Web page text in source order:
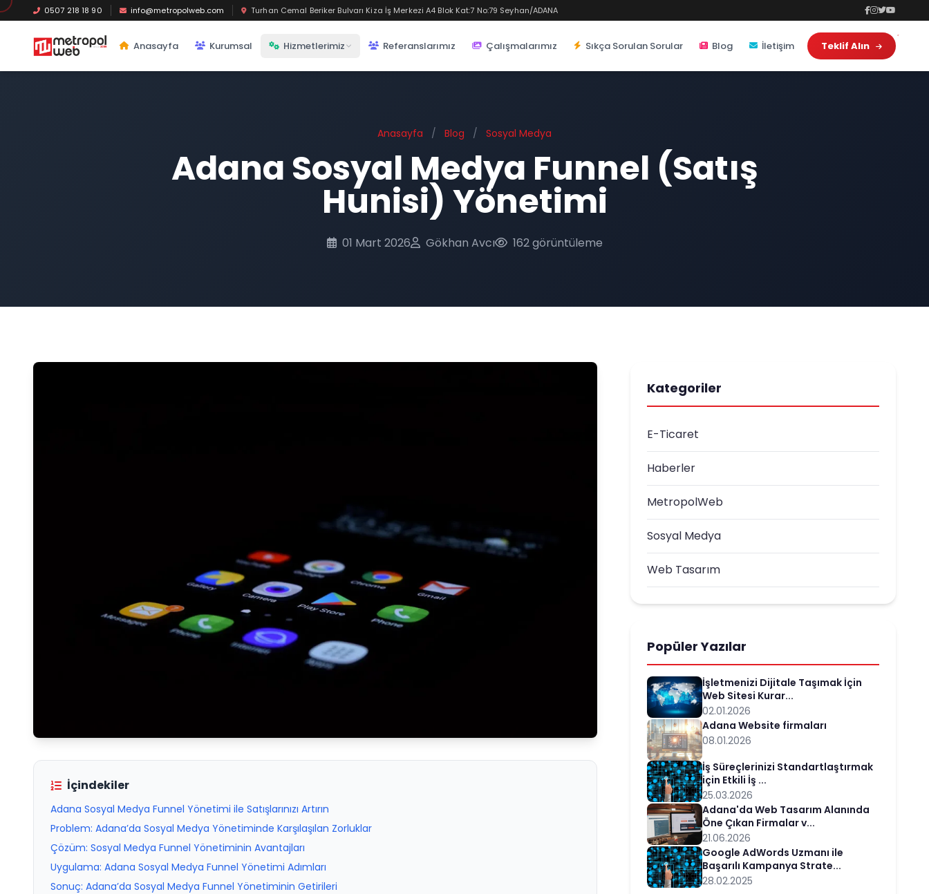
Ana içeriğe geç
0507 218 18 90 info@metropolweb.com Turhan Cemal Beriker Bulvarı Kiza İş Merkezi A4 Blok Kat:7 No:79 Seyhan/ADANA
Anasayfa Kurumsal Hizmetlerimiz Referanslarımız Çalışmalarımız Sıkça Sorulan Sorular Blog İletişim Teklif Alın
Anasayfa / Blog / Sosyal Medya
Adana Sosyal Medya Funnel (Satış
Hunisi) Yönetimi
01 Mart 2026 Gökhan Avcı 162 görüntüleme
İçindekiler
Adana Sosyal Medya Funnel Yönetimi ile Satışlarınızı Artırın
Problem: Adana’da Sosyal Medya Yönetiminde Karşılaşılan Zorluklar
Çözüm: Sosyal Medya Funnel Yönetiminin Avantajları
Uygulama: Adana Sosyal Medya Funnel Yönetimi Adımları
Sonuç: Adana’da Sosyal Medya Funnel Yönetiminin Getirileri
Kategoriler
E-Ticaret
Haberler
MetropolWeb
Sosyal Medya
Web Tasarım
Popüler Yazılar
İşletmenizi Dijitale Taşımak İçin
Web Sitesi Kurar...
02.01.2026
Adana Website firmaları
08.01.2026
İş Süreçlerinizi Standartlaştırmak
için Etkili İş ...
25.03.2026
Adana'da Web Tasarım Alanında
Öne Çıkan Firmalar v...
21.06.2026
Google AdWords Uzmanı ile
Başarılı Kampanya Strate...
28.02.2025